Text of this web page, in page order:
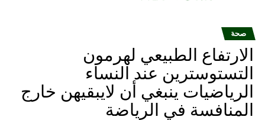
صحة
الارتفاع الطبيعي لهرمون
التستوسترين عند النساء
الرياضيات ينبغي أن لايبقيهن خارج
المنافسة في الرياضة